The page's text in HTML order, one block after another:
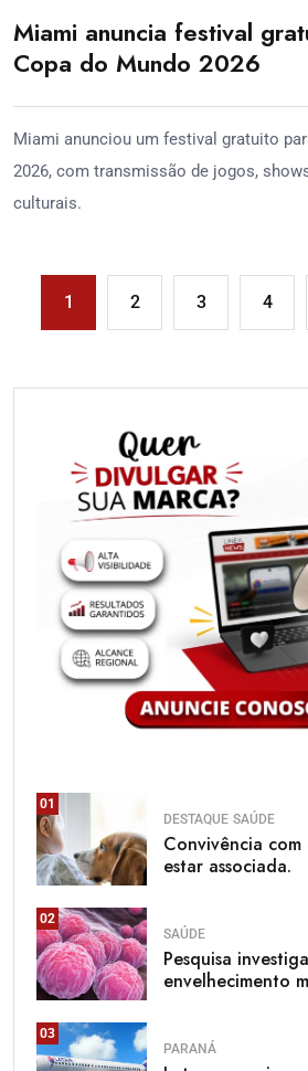
Miami anuncia festival
Copa do Mundo 2026
Miami anunciou um festival gratuito
2026, com transmissão de jogos,
culturais.
1 2 3 4
01
DESTAQUE SAÚDE
Convivência com
estar associada.
02
SAÚDE
Pesquisa
envelhecimento
03
PARANÁ